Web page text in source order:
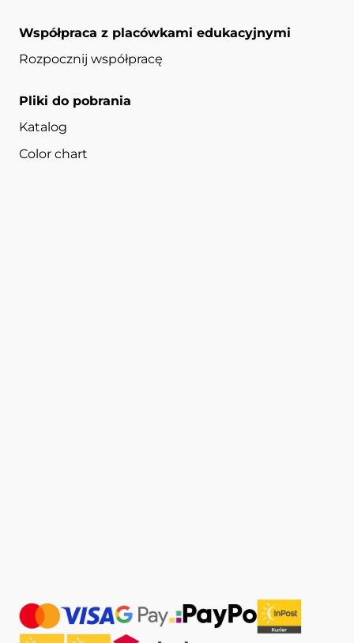
Współpraca z placówkami edukacyjnymi
Rozpocznij współpracę
Pliki do pobrania
Katalog
Color chart